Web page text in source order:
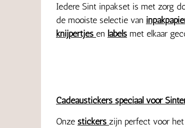
Iedere Sint inpakset is met zorg
de mooiste selectie van
knijpertjes en labels met elkaar
Cadeaustickers speciaal voor
Onze stickers zijn perfect voor